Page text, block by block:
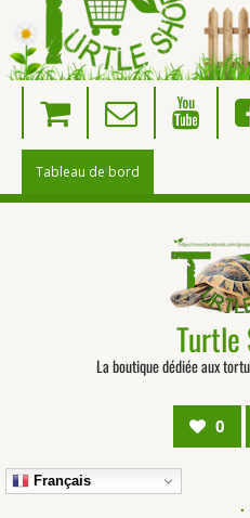
Tableau de bord
Turtle
La boutique dédiée aux
0
Français
.